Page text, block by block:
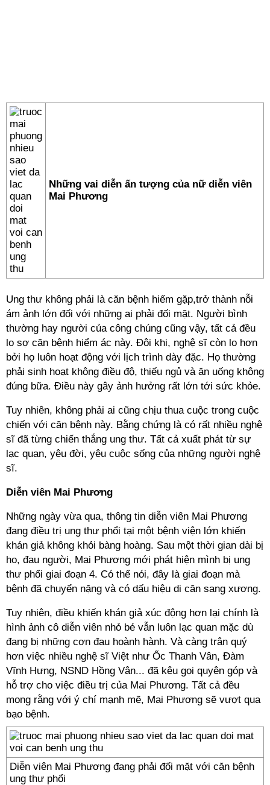
Những vai diễn ấn tượng của nữ diễn viên
Mai Phương
Ung thư không phải là căn bệnh hiếm gặp,trở thành nỗi
ám ảnh lớn đối với những ai phải đối mặt. Người bình
thường hay người của công chúng cũng vậy, tất cả đều
lo sợ căn bệnh hiểm ác này. Đôi khi, nghệ sĩ còn lo hơn
bởi họ luôn hoạt động với lịch trình dày đặc. Họ thường
phải sinh hoạt không điều độ, thiếu ngủ và ăn uống không
đúng bữa. Điều này gây ảnh hưởng rất lớn tới sức khỏe.
Tuy nhiên, không phải ai cũng chịu thua cuộc trong cuộc
chiến với căn bệnh này. Bằng chứng là có rất nhiều nghệ
sĩ đã từng chiến thắng ung thư. Tất cả xuất phát từ sự
lạc quan, yêu đời, yêu cuộc sống của những người nghệ
sĩ.
Diễn viên Mai Phương
Những ngày vừa qua, thông tin diễn viên Mai Phương
đang điều trị ung thư phổi tại một bệnh viện lớn khiến
khán giả không khỏi bàng hoàng. Sau một thời gian dài bị
ho, đau người, Mai Phương mới phát hiện mình bị ung
thư phổi giai đoạn 4. Có thể nói, đây là giai đoạn mà
bệnh đã chuyển nặng và có dấu hiệu di căn sang xương.
Tuy nhiên, điều khiến khán giả xúc động hơn lại chính là
hình ảnh cô diễn viên nhỏ bé vẫn luôn lạc quan mặc dù
đang bị những cơn đau hoành hành. Và càng trân quý
hơn việc nhiều nghệ sĩ Việt như Ốc Thanh Vân, Đàm
Vĩnh Hưng, NSND Hồng Vân... đã kêu gọi quyên góp và
hỗ trợ cho việc điều trị của Mai Phương. Tất cả đều
mong rằng với ý chí mạnh mẽ, Mai Phương sẽ vượt qua
bạo bệnh.
Diễn viên Mai Phương đang phải đối mặt với căn bệnh
ung thư phổi